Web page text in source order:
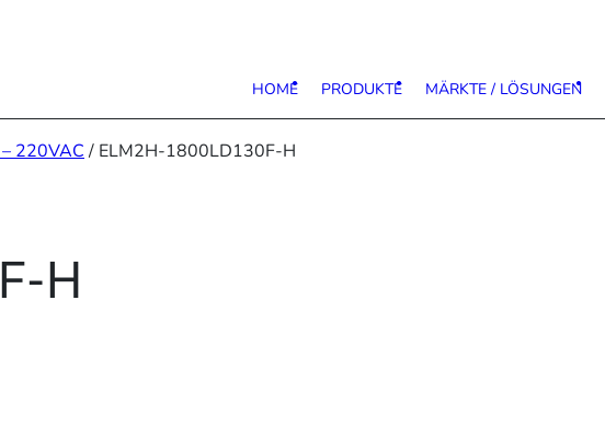
HOME PRODUKTE MÄRKTE / LÖSUNGEN
220VAC / ELM2H-1800LD130F-H
H